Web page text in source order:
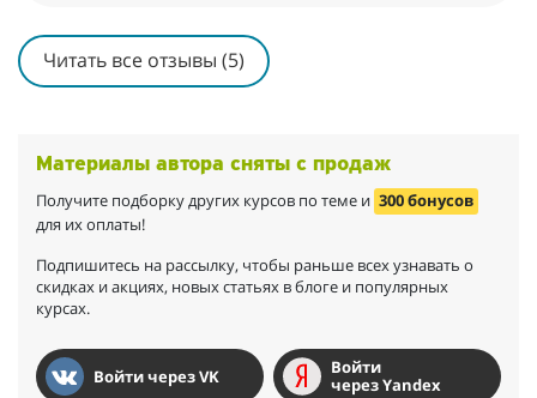
лучше не придумали - это настоящее чудо!
Читать все отзывы (5)
Материалы автора сняты с продаж
Получите подборку других курсов по теме и 300 бонусов
для их оплаты!
Подпишитесь на рассылку, чтобы раньше всех узнавать о
скидках и акциях, новых статьях в блоге и популярных
курсах.
Войти через VK
Войти
через Yandex